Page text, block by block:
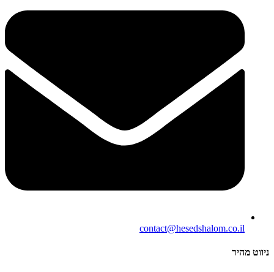
contact@hesedshalom.co.il
ניווט מהיר